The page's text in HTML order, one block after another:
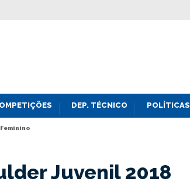
DEP. TÉCNICO POLÍTICAS
Juvenil 2018